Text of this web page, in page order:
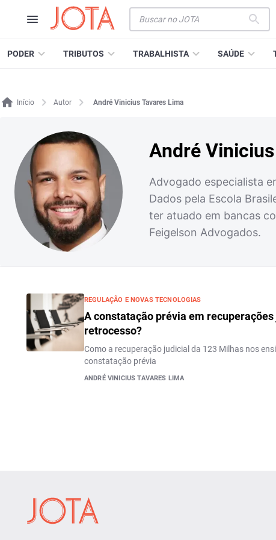
PODER TRIBUTOS TRABALHISTA SAÚDE
Início Autor André Vinicius Tavares Lima
André
Advogado especialista
Dados pela Escola
ter atuado em bancas
Feigelson Advogados.
REGULAÇÃO E NOVAS TECNOLOGIAS
A constatação prévia em
retrocesso?
Como a recuperação judicial da 123 Milhas nos
constatação prévia
ANDRÉ VINICIUS TAVARES LIMA